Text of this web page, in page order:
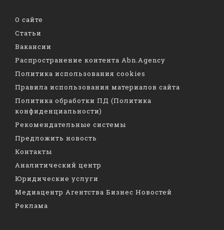
О сайте
Статьи
Вакансии
Распространение контента Abn.Agency
Политика использования cookies
Правила использования материалов сайта
Политика обработки ПД (Политика
конфиденциальности)
Рекомендательные системы
Предложить новость
Контакты
Аналитический центр
Юридические услуги
Медиацентр Агентства Бизнес Новостей
Реклама